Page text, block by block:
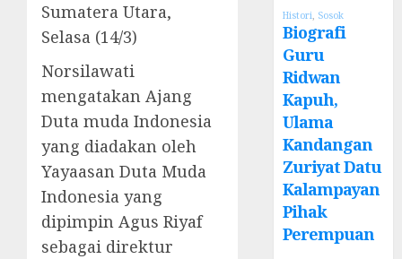
Sumatera Utara,
Selasa (14/3)
Norsilawati
mengatakan Ajang
Duta muda Indonesia
yang diadakan oleh
Yayaasan Duta Muda
Indonesia yang
dipimpin Agus Riyaf
sebagai direktur
Histori, Sosok
Biografi
Guru
Ridwan
Kapuh,
Ulama
Kandangan
Zuriyat Datu
Kalampayan
Pihak
Perempuan